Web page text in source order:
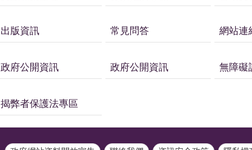
出版資訊 常見問答 網站連
政府公開資訊 政府公開資訊 無障礙
揭弊者保護法專區